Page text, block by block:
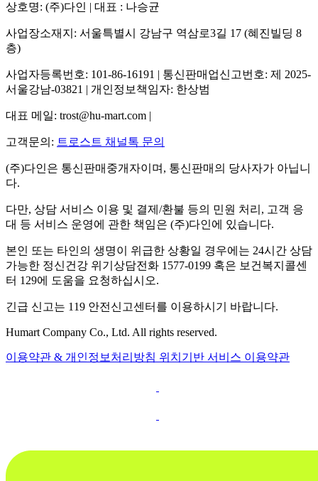
상호명: (주)다인 | 대표 : 나승균
사업장소재지: 서울특별시 강남구 역삼로3길 17 (혜진빌딩 8
층)
사업자등록번호: 101-86-16191 | 통신판매업신고번호: 제 2025-
서울강남-03821 | 개인정보책임자: 한상범
대표 메일: trost@hu-mart.com |
고객문의: 트로스트 채널톡 문의
(주)다인은 통신판매중개자이며, 통신판매의 당사자가 아닙니
다.
다만, 상담 서비스 이용 및 결제/환불 등의 민원 처리, 고객 응
대 등 서비스 운영에 관한 책임은 (주)다인에 있습니다.
본인 또는 타인의 생명이 위급한 상황일 경우에는 24시간 상담
가능한 정신건강 위기상담전화 1577-0199 혹은 보건복지콜센
터 129에 도움을 요청하십시오.
긴급 신고는 119 안전신고센터를 이용하시기 바랍니다.
Humart Company Co., Ltd. All rights reserved.
이용약관 & 개인정보처리방침 위치기반 서비스 이용약관